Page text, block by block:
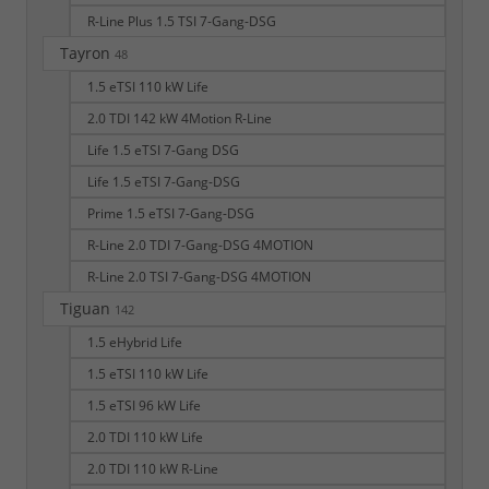
R-Line Plus 1.5 TSI 7-Gang-DSG
Tayron 48
1.5 eTSI 110 kW Life
2.0 TDI 142 kW 4Motion R-Line
Life 1.5 eTSI 7-Gang DSG
Life 1.5 eTSI 7-Gang-DSG
Prime 1.5 eTSI 7-Gang-DSG
R-Line 2.0 TDI 7-Gang-DSG 4MOTION
R-Line 2.0 TSI 7-Gang-DSG 4MOTION
Tiguan 142
1.5 eHybrid Life
1.5 eTSI 110 kW Life
1.5 eTSI 96 kW Life
2.0 TDI 110 kW Life
2.0 TDI 110 kW R-Line